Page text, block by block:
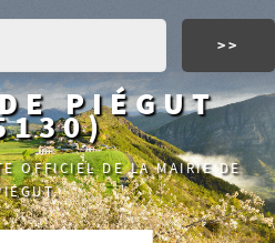
PIÉGUT
OFFICIEL DE LA MAIRIE DE